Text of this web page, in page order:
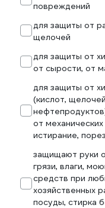
повреждений
для защиты от
щелочей
для защиты от
от сырости, от
для защиты от
(кислот,
от
истирание,
защищают руки
грязи, влаги,
средств при
хозяйственных
посуды, стирка